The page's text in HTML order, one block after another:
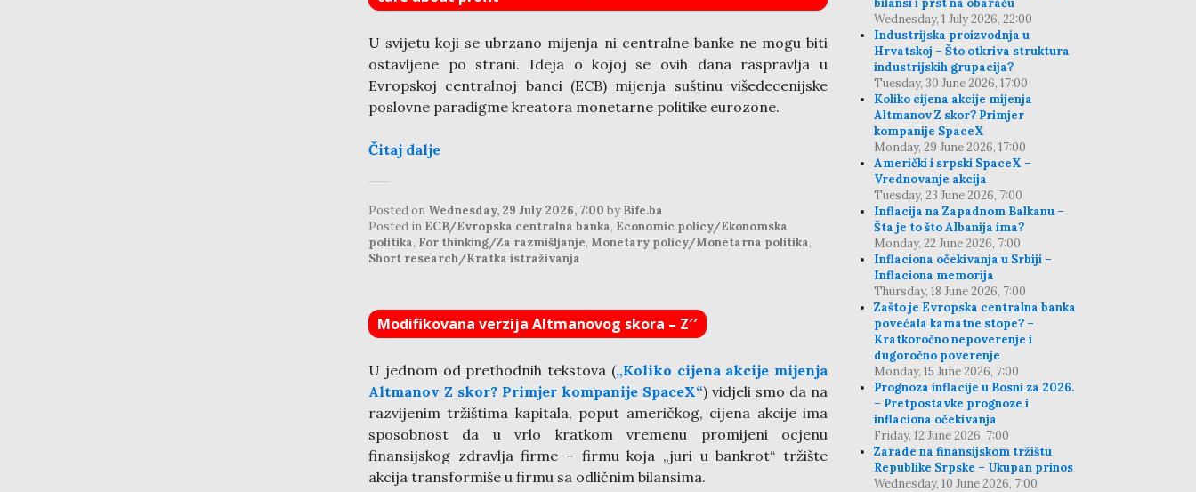
U svijetu koji se ubrzano mijenja ni centralne banke ne mogu biti
ostavljene po strani. Ideja o kojoj se ovih dana raspravlja u
Evropskoj centralnoj banci (ECB) mijenja suštinu višedecenijske
poslovne paradigme kreatora monetarne politike eurozone.
Čitaj dalje
Posted on Wednesday, 29 July 2026, 7:00 by Bife.ba
Posted in ECB/Evropska centralna banka, Economic policy/Ekonomska
politika, For thinking/Za razmišljanje, Monetary policy/Monetarna politika,
Short research/Kratka istraživanja
Modifikovana verzija Altmanovog skora – Z′′
U jednom od prethodnih tekstova („Koliko cijena akcije mijenja
Altmanov Z skor? Primjer kompanije SpaceX“) vidjeli smo da na
razvijenim tržištima kapitala, poput američkog, cijena akcije ima
sposobnost da u vrlo kratkom vremenu promijeni ocjenu
finansijskog zdravlja firme – firmu koja „juri u bankrot“ tržište
akcija transformiše u firmu sa odličnim bilansima.
Wednesday, 1 July 2026, 22:00
Industrijska proizvodnja u
Hrvatskoj – Što otkriva struktura
industrijskih grupacija?
Tuesday, 30 June 2026, 17:00
Koliko cijena akcije mijenja
Altmanov Z skor? Primjer
kompanije SpaceX
Monday, 29 June 2026, 17:00
Američki i srpski SpaceX –
Vrednovanje akcija
Tuesday, 23 June 2026, 7:00
Inflacija na Zapadnom Balkanu –
Šta je to što Albanija ima?
Monday, 22 June 2026, 7:00
Inflaciona očekivanja u Srbiji –
Inflaciona memorija
Thursday, 18 June 2026, 7:00
Zašto je Evropska centralna banka
povećala kamatne stope? –
Kratkoročno nepoverenje i
dugoročno poverenje
Monday, 15 June 2026, 7:00
Prognoza inflacije u Bosni za 2026.
– Pretpostavke prognoze i
inflaciona očekivanja
Friday, 12 June 2026, 7:00
Zarade na finansijskom tržištu
Republike Srpske – Ukupan prinos
Wednesday, 10 June 2026, 7:00